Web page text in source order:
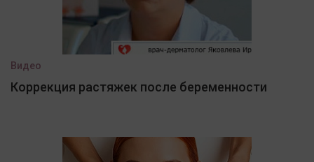
Видео
Коррекция растяжек после беременности